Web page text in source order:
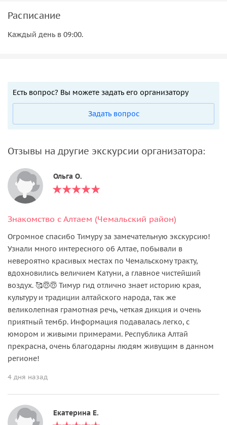
Расписание
Каждый день в 09:00.
Есть вопрос? Вы можете задать его организатору
Задать вопрос
Отзывы на другие экскурсии организатора:
Ольга O.
Знакомство с Алтаем (Чемальский район)
Огромное спасибо Тимуру за замечательную экскурсию!
Узнали много интересного об Алтае, побывали в
невероятно красивых местах по Чемальскому тракту,
вдохновились величием Катуни, а главное чистейший
воздух. 🥰😇😇 Тимур гид отлично знает историю края,
культуру и традиции алтайского народа, так же
великолепная грамотная речь, четкая дикция и очень
приятный тембр. Информация подавалась легко, с
юмором и живыми примерами. Республика Алтай
прекрасна, очень благодарны людям живущим в данном
регионе!
4 дня назад
Екатерина Е.